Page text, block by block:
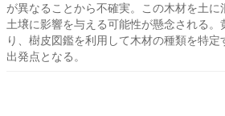
が異なることから不確実。この木材を土
土壌に影響を与える可能性が懸念される。
り、樹皮図鑑を利用して木材の種類を特
出発点となる。